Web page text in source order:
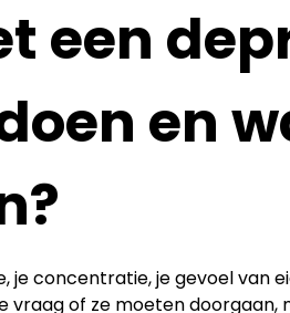
een
en
je concentratie, je gevoel van
vraag of ze moeten doorgaan,